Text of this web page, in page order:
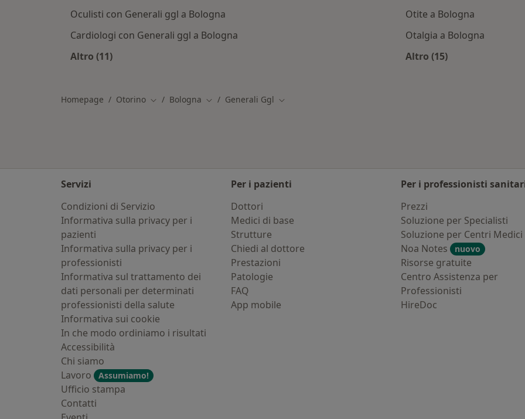
Oculisti con Generali ggl a Bologna
Cardiologi con Generali ggl a Bologna
Altro (11)
Otite a Bologna
Otalgia a Bologna
Altro (15)
Homepage Otorino Cambia città
Bologna Cambia città
Generali Ggl Cambia città
Servizi
Condizioni di Servizio
Informativa sulla privacy per i
pazienti
Informativa sulla privacy per i
professionisti
Informativa sul trattamento dei
dati personali per determinati
professionisti della salute
Informativa sui cookie
In che modo ordiniamo i risultati
Accessibilità
Chi siamo
Lavoro
Assumiamo!
Ufficio stampa
Contatti
Per i pazienti
Dottori
Medici di base
Strutture
Chiedi al dottore
Prestazioni
Patologie
FAQ
App mobile
Per i professionisti
Prezzi
Soluzione per Specialisti
Soluzione per Centri Medici
Noa Notes
nuovo
Risorse gratuite
Centro Assistenza per
Professionisti
HireDoc